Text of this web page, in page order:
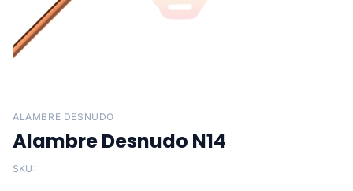
ALAMBRE DESNUDO
Alambre Desnudo N14
SKU: